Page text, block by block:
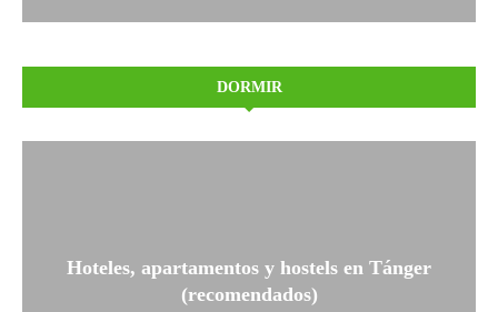
DORMIR
Hoteles, apartamentos y hostels en Tánger
(recomendados)